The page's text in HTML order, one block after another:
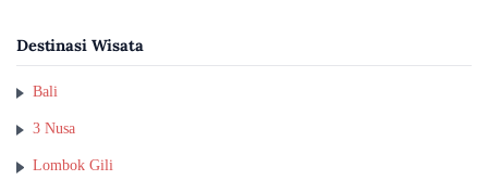
Destinasi Wisata
Bali
3 Nusa
Lombok Gili